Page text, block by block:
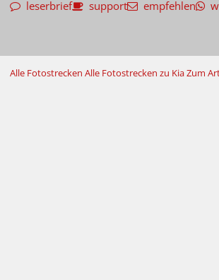
leserbrief support empfehlen
Alle Fotostrecken Alle Fotostrecken zu KiaZum